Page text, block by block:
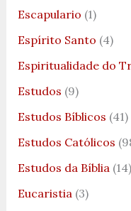
Escapulario (1)
Espírito Santo (4)
Espiritualidade do
Estudos (9)
Estudos Bíblicos (41)
Estudos Católicos
Estudos da Bíblia(14)
Eucaristia(3)